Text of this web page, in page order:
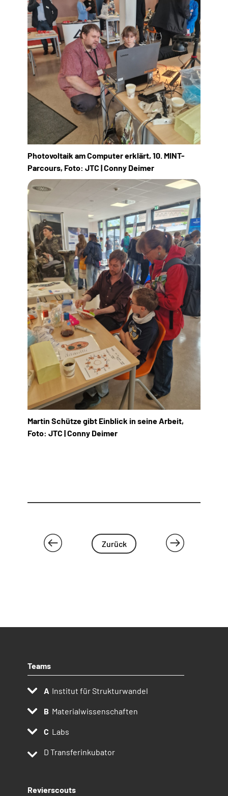
Photovoltaik am Computer erklärt, 10. MINT-
Parcours, Foto: JTC | Conny Deimer
Martin Schütze gibt Einblick in seine Arbeit,
Foto: JTC | Conny Deimer
Zurück
Teams
Institut für Strukturwandel
Materialwissenschaften
Labs
D Transferinkubator
Revierscouts